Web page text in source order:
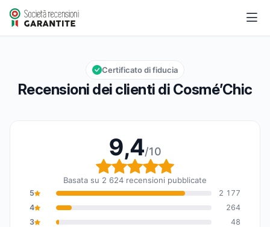
Cosmé’Chic
Valutazione globale: 9,4 su 10
9,4/10
Recensioni dei clienti di Cosmé’Chic
Certificato di fiducia
9,4/10
Valutazione globale:
Basata su 2 624 recensioni pubblicate
5
2 177
4
264
3
48